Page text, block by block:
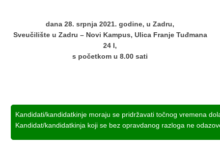
dana 28. srpnja 2021. godine, u Zadru,
Sveučilište u Zadru – Novi Kampus, Ulica Franje Tuđmana
24 I,
s početkom u 8.00 sati
Kandidati/kandidatkinje moraju se pridržavati točnog vremena
Kandidat/kandidatkinja koji se bez opravdanog razloga ne